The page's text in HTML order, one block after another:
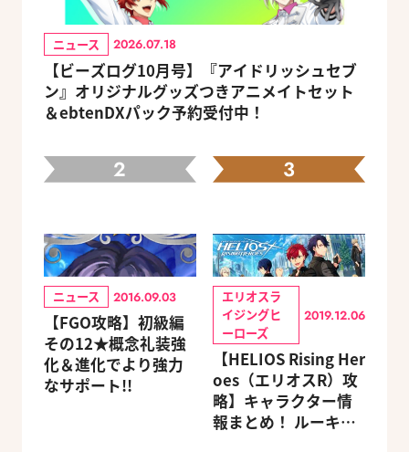
ニュース 2026.07.18
【ビーズログ10月号】『アイドリッシュセブ
ン』オリジナルグッズつきアニメイトセット
＆ebtenDXパック予約受付中！
2
ニュース 2016.09.03
【FGO攻略】初級編
その12★概念礼装強
化＆進化でより強力
なサポート!!
3
エリオスラ
イジングヒ
ーローズ
2019.12.06
【HELIOS Rising Her
oes（エリオスR）攻
略】キャラクター情
報まとめ！ ルーキ